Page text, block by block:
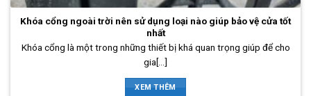
Khóa cổng ngoài trời nên sử dụng loại nào giúp bảo vệ cửa tốt
nhất
Khóa cổng là một trong những thiết bị khá quan trọng giúp để cho
gia[...]
XEM THÊM